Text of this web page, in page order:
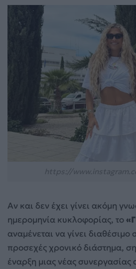
Αν και δεν έχει γίνει ακόμη
ημερομηνία κυκλοφορίας, το
αναμένεται να γίνει διαθέσιμο
προσεχές χρονικό διάστημα,
έναρξη μιας νέας συνεργασίας